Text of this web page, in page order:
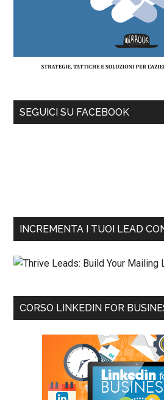
SEGUICI SU FACEBOOK
INCREMENTA I TUOI LEAD
CORSO LINKEDIN FOR